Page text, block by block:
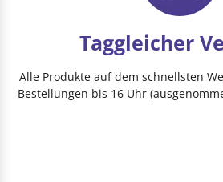
Taggleicher
Alle Produkte auf dem schnellsten
Bestellungen bis 16 Uhr